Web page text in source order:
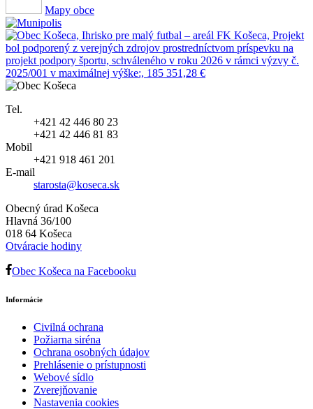
Mapy obce
Tel.
+421 42 446 80 23
+421 42 446 81 83
Mobil
+421 918 461 201
E-mail
starosta@koseca.sk
Obecný úrad Košeca
Hlavná 36/100
018 64 Košeca
Otváracie hodiny
Obec Košeca na Facebooku
Informácie
Civilná ochrana
Požiarna siréna
Ochrana osobných údajov
Prehlásenie o prístupnosti
Webové sídlo
Zverejňovanie
Nastavenia cookies